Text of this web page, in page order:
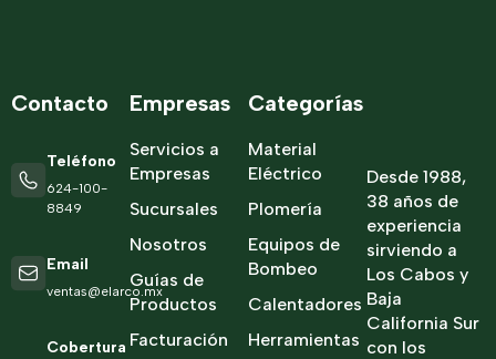
Desde 1988,
38 años de
experiencia
sirviendo a
Los Cabos y
Baja
California Sur
con los
Categorías
Material
Eléctrico
Plomería
Equipos de
Bombeo
Calentadores
Herramientas
Empresas
Servicios a
Empresas
Sucursales
Nosotros
Guías de
Productos
Facturación
Contacto
Teléfono
624-100-
8849
Email
ventas@elarco.mx
Cobertura